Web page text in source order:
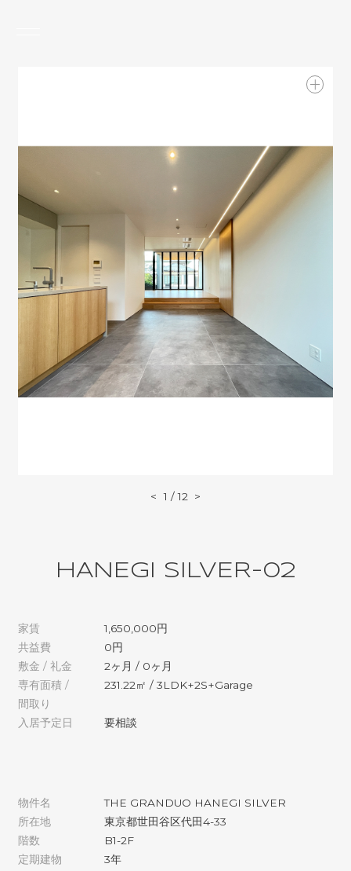
< 1 /12 >
HANEGI SILVER-02
家賃
1,650,000円
共益費
0円
敷金 / 礼金
2ヶ月 / 0ヶ月
専有面積 /
間取り
231.22㎡ / 3LDK+2S+Garage
入居予定日 要相談
物件名
THE GRANDUO HANEGI SILVER
所在地
東京都世田谷区代田4-33
階数
B1-2F
定期建物
3年